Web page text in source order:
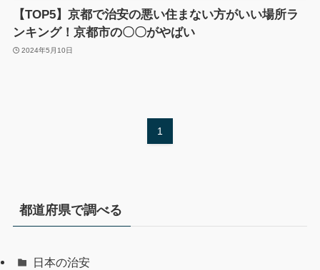
【TOP5】京都で治安の悪い住まない方がいい場所ラ
ンキング！京都市の〇〇がやばい
2024年5月10日
1
都道府県で調べる
日本の治安